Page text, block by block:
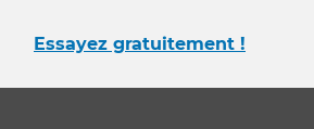
Essayez gratuitement !